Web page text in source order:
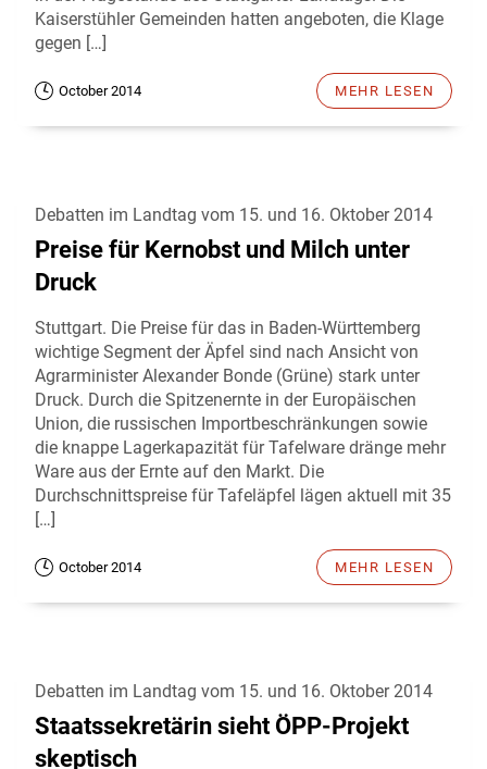
Kaiserstühler Gemeinden hatten angeboten, die Klage
gegen […]
October 2014 MEHR LESEN
Debatten im Landtag vom 15. und 16. Oktober 2014
Preise für Kernobst und Milch unter
Druck
Stuttgart. Die Preise für das in Baden-Württemberg
wichtige Segment der Äpfel sind nach Ansicht von
Agrarminister Alexander Bonde (Grüne) stark unter
Druck. Durch die Spitzenernte in der Europäischen
Union, die russischen Importbeschränkungen sowie
die knappe Lagerkapazität für Tafelware dränge mehr
Ware aus der Ernte auf den Markt. Die
Durchschnittspreise für Tafeläpfel lägen aktuell mit 35
[…]
October 2014 MEHR LESEN
Debatten im Landtag vom 15. und 16. Oktober 2014
Staatssekretärin sieht ÖPP-Projekt
skeptisch